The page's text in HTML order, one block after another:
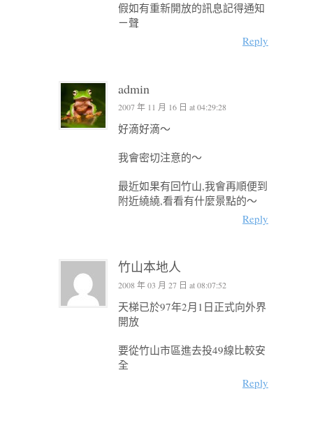
假如有重新開放的訊息記得通知
ㄧ聲
Reply
admin
2007 年 11 月 16 日 at 04:29:28
好滴好滴～
我會密切注意的～
最近如果有回竹山,我會再順便到
附近繞繞,看看有什麼景點的～
Reply
竹山本地人
2008 年 03 月 27 日 at 08:07:52
天梯已於97年2月1日正式向外界
開放
要從竹山市區進去投49線比較安
全
Reply